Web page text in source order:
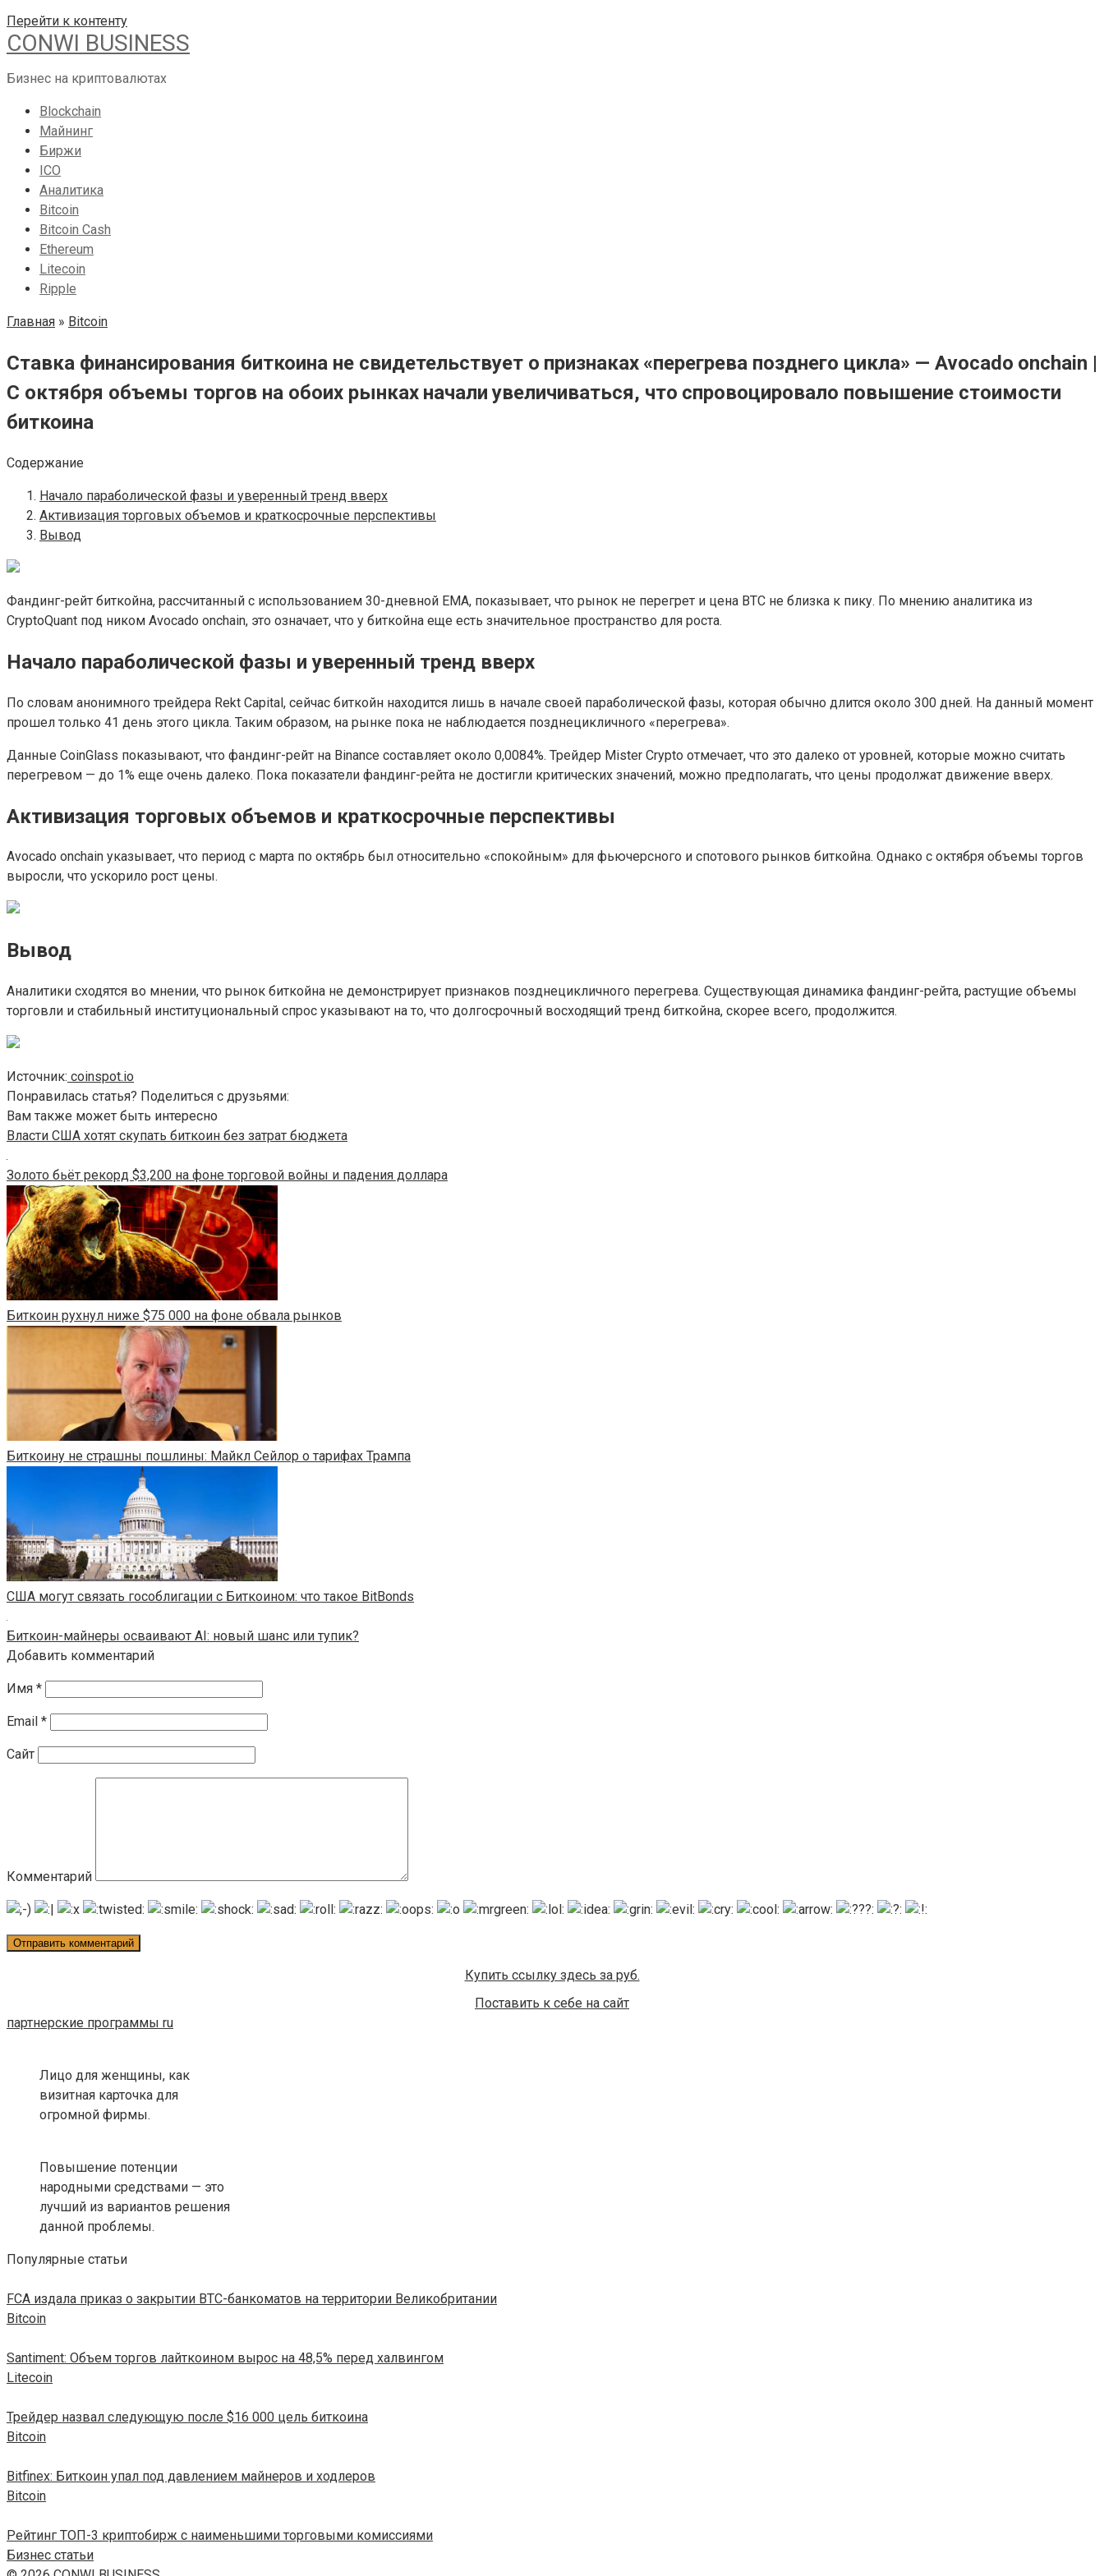
Перейти к контенту
CONWI BUSINESS
Бизнес на криптовалютах
Blockchain
Майнинг
Биржи
ICO
Аналитика
Bitcoin
Bitcoin Cash
Ethereum
Litecoin
Ripple
Главная » Bitcoin
Ставка финансирования биткоина не свидетельствует о признаках «перегрева позднего цикла» — Avocado onchain |
С октября объемы торгов на обоих рынках начали увеличиваться, что спровоцировало повышение стоимости
биткоина
Содержание
Начало параболической фазы и уверенный тренд вверх
Активизация торговых объемов и краткосрочные перспективы
Вывод
Фандинг-рейт биткойна, рассчитанный с использованием 30-дневной EMA, показывает, что рынок не перегрет и цена BTC не близка к пику. По мнению аналитика из
CryptoQuant под ником Avocado onchain, это означает, что у биткойна еще есть значительное пространство для роста.
Начало параболической фазы и уверенный тренд вверх
По словам анонимного трейдера Rekt Capital, сейчас биткойн находится лишь в начале своей параболической фазы, которая обычно длится около 300 дней. На данный момент
прошел только 41 день этого цикла. Таким образом, на рынке пока не наблюдается позднецикличного «перегрева».
Данные CoinGlass показывают, что фандинг-рейт на Binance составляет около 0,0084%. Трейдер Mister Crypto отмечает, что это далеко от уровней, которые можно считать
перегревом — до 1% еще очень далеко. Пока показатели фандинг-рейта не достигли критических значений, можно предполагать, что цены продолжат движение вверх.
Активизация торговых объемов и краткосрочные перспективы
Avocado onchain указывает, что период с марта по октябрь был относительно «спокойным» для фьючерсного и спотового рынков биткойна. Однако с октября объемы торгов
выросли, что ускорило рост цены.
Вывод
Аналитики сходятся во мнении, что рынок биткойна не демонстрирует признаков позднецикличного перегрева. Существующая динамика фандинг-рейта, растущие объемы
торговли и стабильный институциональный спрос указывают на то, что долгосрочный восходящий тренд биткойна, скорее всего, продолжится.
Источник: coinspot.io
Понравилась статья? Поделиться с друзьями:
Вам также может быть интересно
Власти США хотят скупать биткоин без затрат бюджета
Золото бьёт рекорд $3,200 на фоне торговой войны и падения доллара
Биткоин рухнул ниже $75 000 на фоне обвала рынков
Биткоину не страшны пошлины: Майкл Сейлор о тарифах Трампа
США могут связать гособлигации с Биткоином: что такое BitBonds
Биткоин-майнеры осваивают AI: новый шанс или тупик?
Добавить комментарий
Имя *
Email *
Сайт
Комментарий
Купить ссылку здесь за руб.
Поставить к себе на сайт
партнерские программы ru
Лицо для женщины, как
визитная карточка для
огромной фирмы.
Повышение потенции
народными средствами — это
лучший из вариантов решения
данной проблемы.
Популярные статьи
FCA издала приказ о закрытии ВТС-банкоматов на территории Великобритании
Bitcoin
Santiment: Объем торгов лайткоином вырос на 48,5% перед халвингом
Litecoin
Трейдер назвал следующую после $16 000 цель биткоина
Bitcoin
Bitfinex: Биткоин упал под давлением майнеров и ходлеров
Bitcoin
Рейтинг ТОП-3 криптобирж с наименьшими торговыми комиссиями
Бизнес статьи